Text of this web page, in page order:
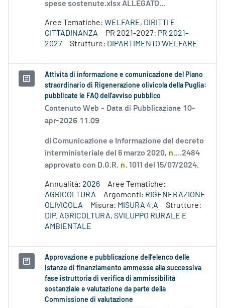
spese sostenute.xlsx ALLEGATO...
Aree Tematiche: WELFARE, DIRITTI E
CITTADINANZA
PR 2021-2027: PR 2021-
2027
Strutture: DIPARTIMENTO WELFARE
Attività di informazione e comunicazione del Piano
straordinario di Rigenerazione olivicola della Puglia:
pubblicate le FAQ dell'avviso pubblico
Contenuto Web - Data di Pubblicazione 10-
apr-2026 11.09
di Comunicazione e Informazione del decreto
interministeriale del 6 marzo 2020, n....2484
approvato con D.G.R. n. 1011 del 15/07/2024.
Annualità: 2026
Aree Tematiche:
AGRICOLTURA
Argomenti: RIGENERAZIONE
OLIVICOLA
Misura: MISURA 4.A
Strutture:
DIP. AGRICOLTURA, SVILUPPO RURALE E
AMBIENTALE
Approvazione e pubblicazione dell’elenco delle
istanze di finanziamento ammesse alla successiva
fase istruttoria di verifica di ammissibilità
sostanziale e valutazione da parte della
Commissione di valutazione